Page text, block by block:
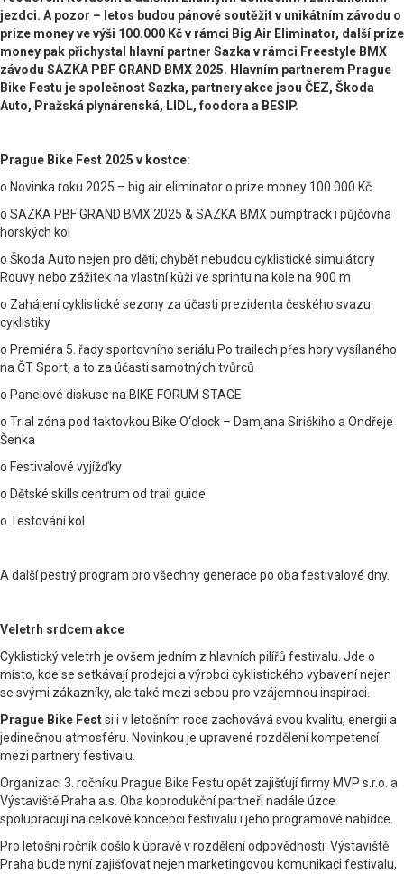
jezdci. A pozor – letos budou pánové soutěžit v unikátním závodu o
prize money ve výši 100.000 Kč v rámci Big Air Eliminator, další prize
money pak přichystal hlavní partner Sazka v rámci Freestyle BMX
závodu SAZKA PBF GRAND BMX 2025. Hlavním partnerem Prague
Bike Festu je společnost Sazka, partnery akce jsou ČEZ, Škoda
Auto, Pražská plynárenská, LIDL, foodora a BESIP.
Prague Bike Fest 2025 v kostce:
o Novinka roku 2025 – big air eliminator o prize money 100.000 Kč
o SAZKA PBF GRAND BMX 2025 & SAZKA BMX pumptrack i půjčovna
horských kol
o Škoda Auto nejen pro děti; chybět nebudou cyklistické simulátory
Rouvy nebo zážitek na vlastní kůži ve sprintu na kole na 900 m
o Zahájení cyklistické sezony za účasti prezidenta českého svazu
cyklistiky
o Premiéra 5. řady sportovního seriálu Po trailech přes hory vysílaného
na ČT Sport, a to za účasti samotných tvůrců
o Panelové diskuse na BIKE FORUM STAGE
o Trial zóna pod taktovkou Bike O‘clock – Damjana Siriškiho a Ondřeje
Šenka
o Festivalové vyjížďky
o Dětské skills centrum od trail guide
o Testování kol
A další pestrý program pro všechny generace po oba festivalové dny.
Veletrh srdcem akce
Cyklistický veletrh je ovšem jedním z hlavních pilířů festivalu. Jde o
místo, kde se setkávají prodejci a výrobci cyklistického vybavení nejen
se svými zákazníky, ale také mezi sebou pro vzájemnou inspiraci.
Prague Bike Festsi i v letošním roce zachovává svou kvalitu, energii a
jedinečnou atmosféru. Novinkou je upravené rozdělení kompetencí
mezi partnery festivalu.
Organizaci 3. ročníku Prague Bike Festu opět zajišťují firmy MVP s.r.o. a
Výstaviště Praha a.s. Oba koprodukční partneři nadále úzce
spolupracují na celkové koncepci festivalu i jeho programové nabídce.
Pro letošní ročník došlo k úpravě v rozdělení odpovědnosti: Výstaviště
Praha bude nyní zajišťovat nejen marketingovou komunikaci festivalu,